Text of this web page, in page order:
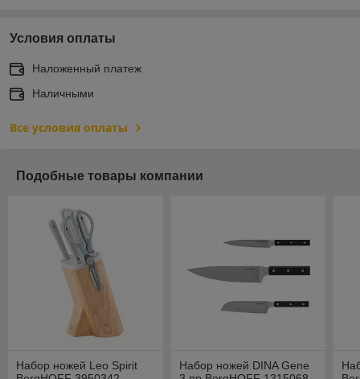
Условия оплаты
Наложенный платеж
Наличными
Все условия оплаты
Подобные товары компании
Набор ножей Leo Spirit
Набор ножей DINA Gene